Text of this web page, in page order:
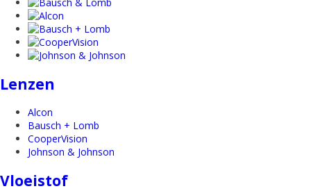
Lenzen
Alcon
Bausch + Lomb
CooperVision
Johnson & Johnson
Vloeistof